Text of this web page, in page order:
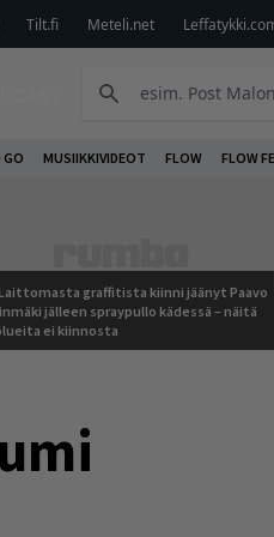
Tilt.fi Meteli.net
GO MUSIIKKIVIDEOT FLOW FLOW
graffitista kiinni jäänyt Paavo
jälleen spraypullo kädessä – näitä
ei kiinnosta